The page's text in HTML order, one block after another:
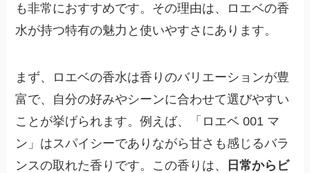
も非常におすすめです。その理由は、ロエベの香
水が持つ特有の魅力と使いやすさにあります。
まず、ロエベの香水は香りのバリエーションが豊
富で、自分の好みやシーンに合わせて選びやすい
ことが挙げられます。例えば、「ロエベ 001 マ
ン」はスパイシーでありながら甘さも感じるバラ
ンスの取れた香りです。この香りは、
日常からビ